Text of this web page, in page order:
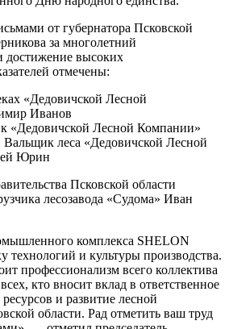
от губернатора Псковской
за многолетний
достижение высоких
отмечены:
«Дедовичской Лесной
Иванов
«Дедовичской Лесной Компании»
леса «Дедовичской Лесной
Юрин
Псковской области
лесозавода «Судома» Иван
комплекса SHELON
технологий и культуры производства.
профессионализм всего коллектива
кто вносит вклад в ответственное
и развитие лесной
области. Рад отметить ваш труд